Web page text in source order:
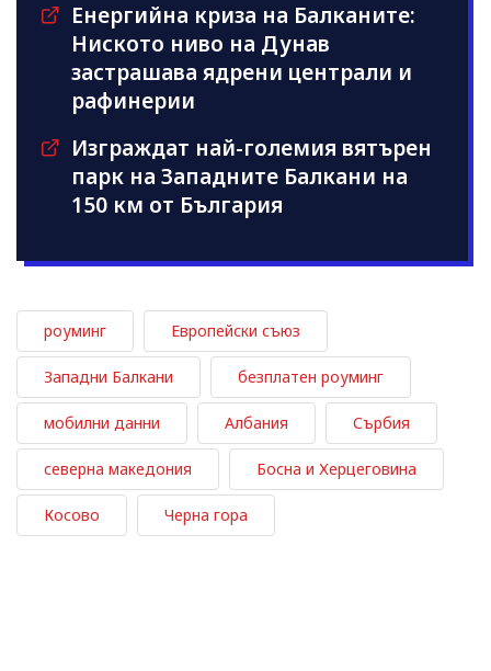
Енергийна криза на Балканите:
Ниското ниво на Дунав
застрашава ядрени централи и
рафинерии
Изграждат най-големия вятърен
парк на Западните Балкани на
150 км от България
роуминг Европейски съюз
Западни Балкани безплатен роуминг
мобилни данни Албания Сърбия
северна македония Босна и Херцеговина
Косово Черна гора